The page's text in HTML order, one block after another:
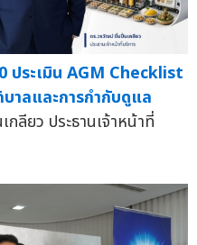
ประเมิน AGM Checklist
าลและการกำกับดูแล
ลียว ประธานเจ้าหน้าที่